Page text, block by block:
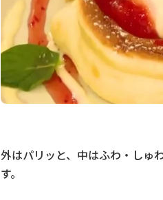
外はパリッと、中はふわ・しゅ
す。